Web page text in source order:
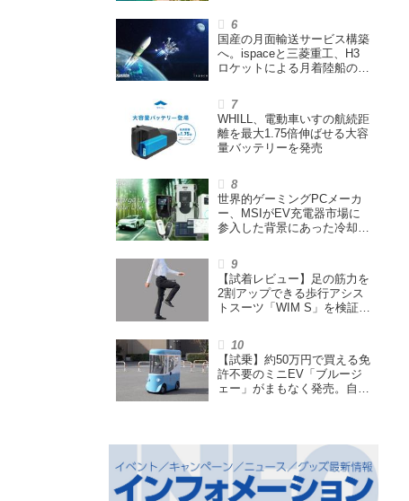
指す
国産の月面輸送サービス構築
へ。ispaceと三菱重工、H3
ロケットによる月着陸船の打
結
WHILL、電動車いすの航続距
離を最大1.75倍伸ばせる大容
量バッテリーを発売
世界的ゲーミングPCメーカ
ー、MSIがEV充電器市場に
参入した背景にあった冷却技
回】
【試着レビュー】足の筋力を
2割アップできる歩行アシス
トスーツ「WIM S」を検証。
【試乗】約50万円で買える免
許不要のミニEV「ブルージ
ェー」がまもなく発売。自転